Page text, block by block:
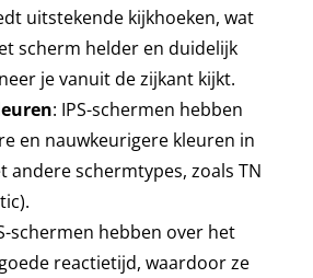
uitstekende kijkhoeken, wat
scherm helder en duidelijk
je vanuit de zijkant kijkt.
: IPS-schermen hebben
en nauwkeurigere kleuren in
andere schermtypes, zoals TN
schermen hebben over het
reactietijd, waardoor ze